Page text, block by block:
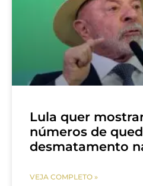
Lula quer
números de
desmatamento
VEJA COMPLETO »